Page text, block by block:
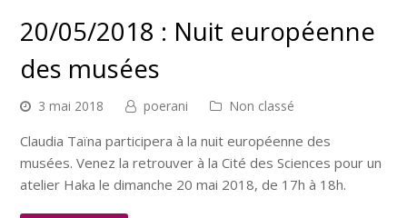
20/05/2018 : Nuit européenne
des musées
3 mai 2018 poerani Non classé
Claudia Taïna participera à la nuit européenne des
musées. Venez la retrouver à la Cité des Sciences pour un
atelier Haka le dimanche 20 mai 2018, de 17h à 18h.